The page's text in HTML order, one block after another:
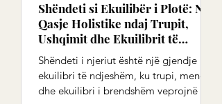
Shëndeti si Ekuilibër i Plotë: Një
Qasje Holistike ndaj Trupit,
Ushqimit dhe Ekuilibrit të
Brendshëm
Shëndeti i njeriut është një gjendje
ekuilibri të ndjeshëm, ku trupi, mendja
dhe ekuilibri i brendshëm veprojnë në